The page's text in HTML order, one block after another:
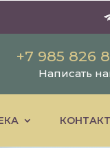
+7 985 826
Написать